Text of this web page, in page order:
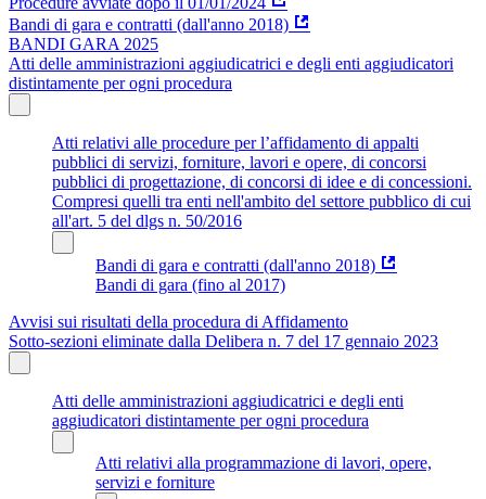
Bandi di gara e contratti (dall'anno 2018)
BANDI GARA 2025
Atti delle amministrazioni aggiudicatrici e degli enti aggiudicatori
distintamente per ogni procedura
Atti relativi alle procedure per l’affidamento di appalti
pubblici di servizi, forniture, lavori e opere, di concorsi
pubblici di progettazione, di concorsi di idee e di concessioni.
Compresi quelli tra enti nell'ambito del settore pubblico di cui
all'art. 5 del dlgs n. 50/2016
Bandi di gara e contratti (dall'anno 2018)
Bandi di gara (fino al 2017)
Avvisi sui risultati della procedura di Affidamento
Sotto-sezioni eliminate dalla Delibera n. 7 del 17 gennaio 2023
Atti delle amministrazioni aggiudicatrici e degli enti
aggiudicatori distintamente per ogni procedura
Atti relativi alla programmazione di lavori, opere,
servizi e forniture